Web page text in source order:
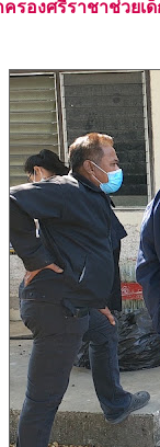
ครองศรีราชาช่วยเ